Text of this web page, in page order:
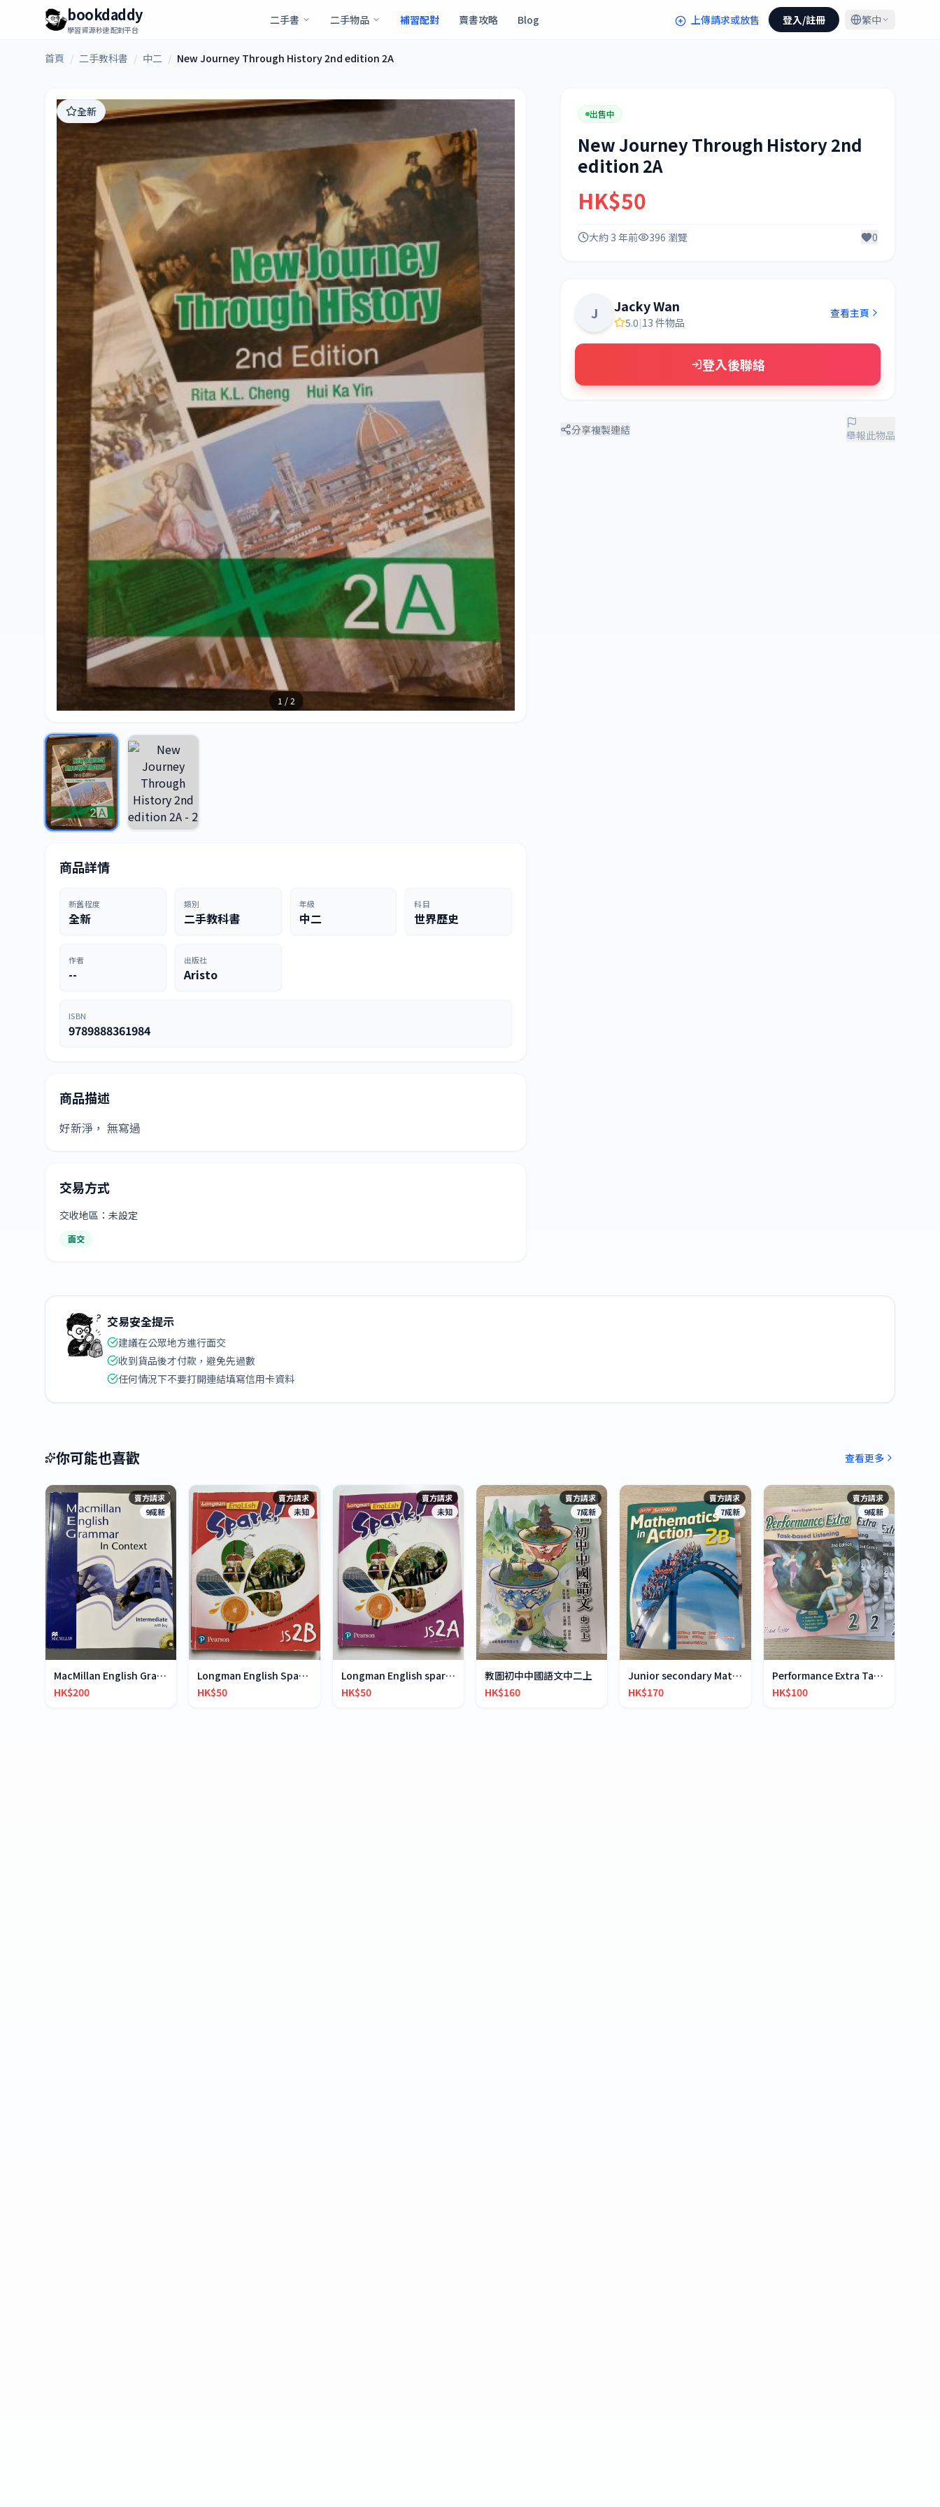
bookdaddy
學習資源秒速配對平台
二手書 二手物品 補習配對 賣書攻略 Blog 上傳請求或放售 登入/註冊 繁中
首頁 / 二手教科書 / 中二 / New Journey Through History 2nd edition 2A
1 / 2
全新
商品詳情
新舊程度
全新
類別
二手教科書
年級
中二
科目
世界歷史
作者
--
出版社
Aristo
ISBN
9789888361984
商品描述
好新淨， 無寫過
交易方式
交收地區：未設定
面交
出售中
New Journey Through History 2nd
edition 2A
HK$50
大約 3 年前 396 瀏覽 0
J Jacky Wan
5.0|13 件物品
查看主頁
登入後聯絡
分享複製連結 舉報此物品
交易安全提示
建議在公眾地方進行面交
收到貨品後才付款，避免先過數
任何情況下不要打開連結填寫信用卡資料
你可能也喜歡 查看更多
賣方請求
9成新
MacMillan English Grammar in Context
HK$200
賣方請求
未知
Longman English Spark JS2B
HK$50
賣方請求
未知
Longman English spark JS2A
HK$50
賣方請求
7成新
教圖初中中國語文中二上
HK$160
賣方請求
7成新
Junior secondary Mathematics in Action 2B
HK$170
賣方請求
9成新
Performance Extra Task-based Listening 2
HK$100